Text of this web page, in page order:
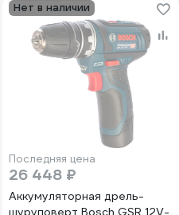
Нет в наличии
Последняя цена
26 448 ₽
Аккумуляторная дрель-
шуруповерт Bosch GSR 12V-